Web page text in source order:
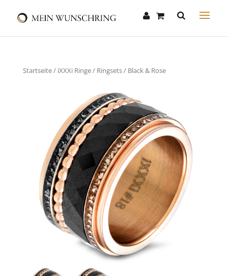
Startseite/ iXXXi Ringe/ Ringsets/ Black & Rose